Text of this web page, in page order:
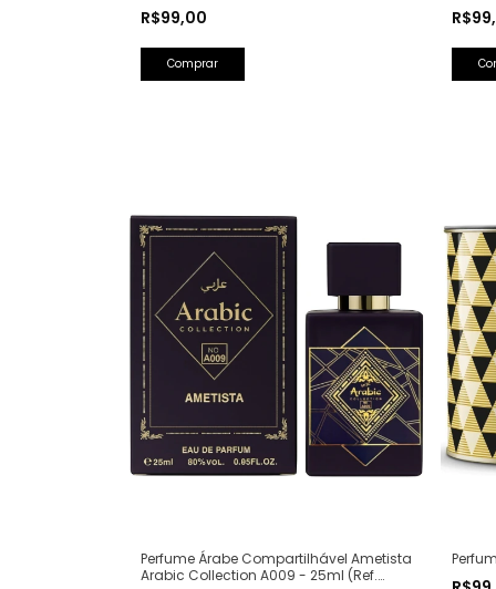
R$99,00
Perfume Árabe Compartilhável Ametista
Arabic Collection A009 - 25ml (Ref.